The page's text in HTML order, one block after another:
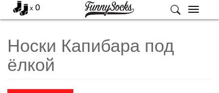
Меню
x 0
Носки Капибара под
ёлкой